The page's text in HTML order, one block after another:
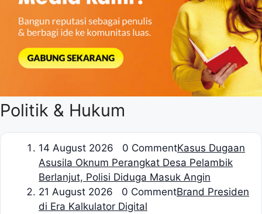
Politik & Hukum
14 August 2026 0 CommentKasus Dugaan
Asusila Oknum Perangkat Desa Pelambik
Berlanjut, Polisi Diduga Masuk Angin
21 August 2026 0 CommentBrand Presiden
di Era Kalkulator Digital